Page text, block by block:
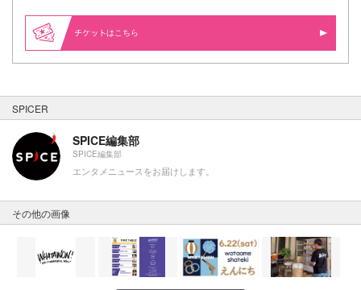
はこちら
SPICER
SPICE編集部
SPICE編集部
エンタメニュースをお届けします。
その他の画像